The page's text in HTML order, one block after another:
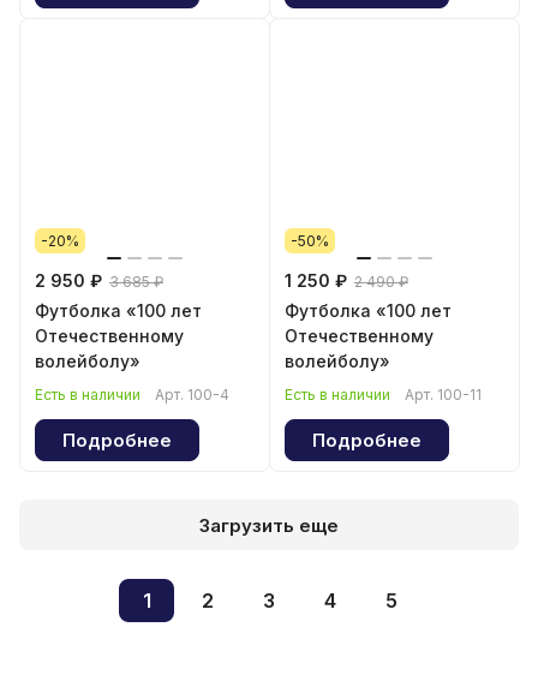
-20%
2 950 ₽ 3 685 ₽
Футболка «100 лет
Отечественному
волейболу»
Есть в наличии Арт. 100-4
Подробнее
-50%
1 250 ₽ 2 490 ₽
Футболка «100 лет
Отечественному
волейболу»
Есть в наличии Арт. 100-11
Подробнее
Загрузить еще
1 2 3 4 5